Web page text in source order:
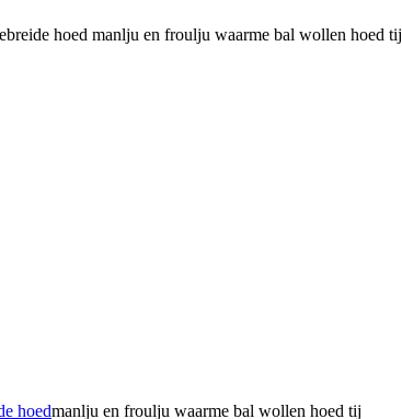
hoed manlju en froulju waarme bal wollen hoed tij
hoedmanlju en froulju waarme bal wollen hoed tij